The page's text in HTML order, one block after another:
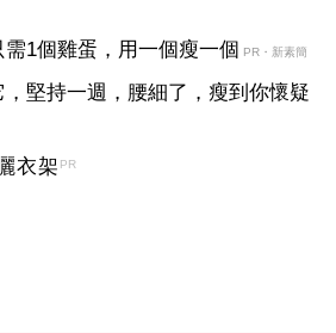
1個雞蛋，用一個瘦一個 PR・新素簡
堅持一週，腰細了，瘦到你懷疑
衣架 PR